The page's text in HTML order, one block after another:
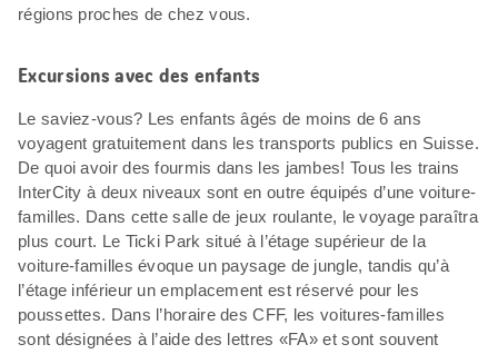
régions proches de chez vous.
Excursions avec des enfants
Le saviez-vous? Les enfants âgés de moins de 6 ans
voyagent gratuitement dans les transports publics en Suisse.
De quoi avoir des fourmis dans les jambes! Tous les trains
InterCity à deux niveaux sont en outre équipés d’une voiture-
familles. Dans cette salle de jeux roulante, le voyage paraîtra
plus court. Le Ticki Park situé à l’étage supérieur de la
voiture-familles évoque un paysage de jungle, tandis qu’à
l’étage inférieur un emplacement est réservé pour les
poussettes. Dans l’horaire des CFF, les voitures-familles
sont désignées à l’aide des lettres «FA» et sont souvent